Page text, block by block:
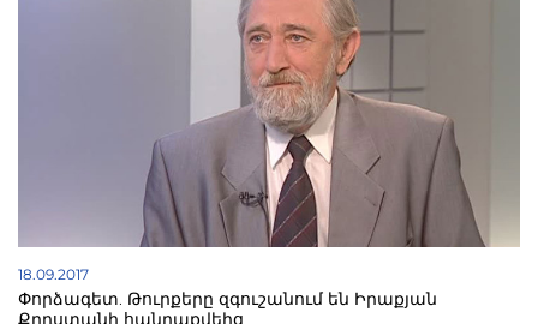
18.09.2017
Փորձագետ. Թուրքերը զգուշանում են Իրաքյան
Քրդստանի հանրաքվեից